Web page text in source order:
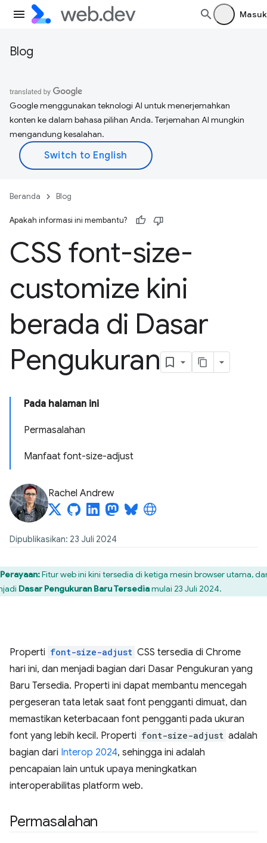
Masuk
Blog
Google menggunakan teknologi AI untuk menerjemahkan
konten ke dalam bahasa pilihan Anda. Terjemahan AI mungkin
mengandung kesalahan.
Beranda Blog
Apakah informasi ini membantu?
CSS font-size-
customize kini
berada di Dasar
Pengukuran
Pada halaman ini
Permasalahan
Manfaat font-size-adjust
Rachel Andrew
Dipublikasikan: 23 Juli 2024
Perayaan:Fitur web ini kini tersedia di ketiga mesin browser utama,
Dasar Pengukuran Baru Tersediamulai 23 Juli 2024.
Properti font-size-adjust CSS tersedia di Chrome
hari ini, dan menjadi bagian dari Dasar Pengukuran yang
Baru Tersedia. Properti ini dapat membantu mencegah
pergeseran tata letak saat font pengganti dimuat, dan
memastikan keterbacaan font pengganti pada ukuran
font yang lebih kecil. Properti font-size-adjust adalah
bagian dari Interop 2024, sehingga ini adalah
pencapaian lain untuk upaya meningkatkan
interoperabilitas platform web.
Permasalahan